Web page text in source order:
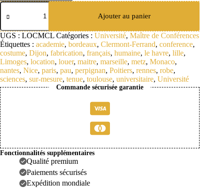
quantité
Location
:
Robe
Maître
de
conférence
de
Sciences
Humaines
et
Arts
Ajouter au panier
UGS : LOCMCL Catégories : Université, Maître de Conférences
Étiquettes : academie, bordeaux, Clermont-Ferrand, conference,
costume, Dijon, fabrication, français, humaine, le havre, lille,
Limoges, location, louer, maitre, marseille, metz, Monaco,
nantes, Nice, paris, pau, perpignan, Poitiers, rennes, robe,
sciences, sur-mesure, tenue, toulouse, universitaire, Université
Commande sécurisée garantie
Fonctionnalités supplémentaires
Qualité premium
Paiements sécurisés
Expédition mondiale